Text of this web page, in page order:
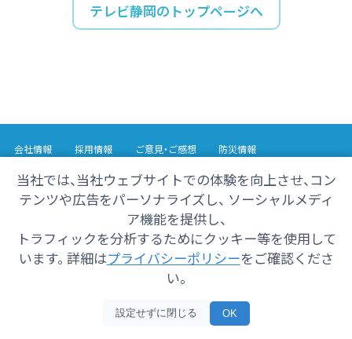
当社では、当社ウェブサイトでの体験を向上させ、コン
テンツや広告をパーソナライズし、 ソーシャルメディ
ア機能を提供し、
トラフィックを分析するためにクッキー等を使用して
います。 詳細はプライバシーポリシーをご確認くださ
い。
設定せずに閉じる OK
テレビ静岡のトップページへ
会社情報 採用情報 ご意見・ご感想
防災情報
Copyright© 2025 SHIZUOKA TELECASTING Co.,Ltd.
All Rights Reserved.